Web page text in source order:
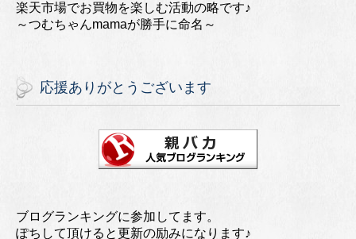
楽天市場でお買物を楽しむ活動の略です♪
～つむちゃんmamaが勝手に命名～
応援ありがとうございます
ブログランキングに参加してます。
ぽちして頂けると更新の励みになります♪